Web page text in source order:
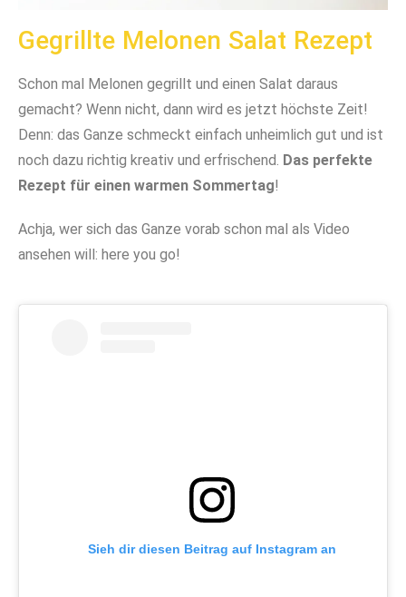
Gegrillte Melonen Salat Rezept
Schon mal Melonen gegrillt und einen Salat daraus
gemacht? Wenn nicht, dann wird es jetzt höchste Zeit!
Denn: das Ganze schmeckt einfach unheimlich gut und ist
noch dazu richtig kreativ und erfrischend. Das perfekte
Rezept für einen warmen Sommertag!
Achja, wer sich das Ganze vorab schon mal als Video
ansehen will: here you go!
Sieh dir diesen Beitrag auf Instagram an